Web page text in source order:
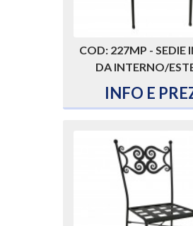
COD: 227MP - SEDIE
DA INTERNO/
INFO E